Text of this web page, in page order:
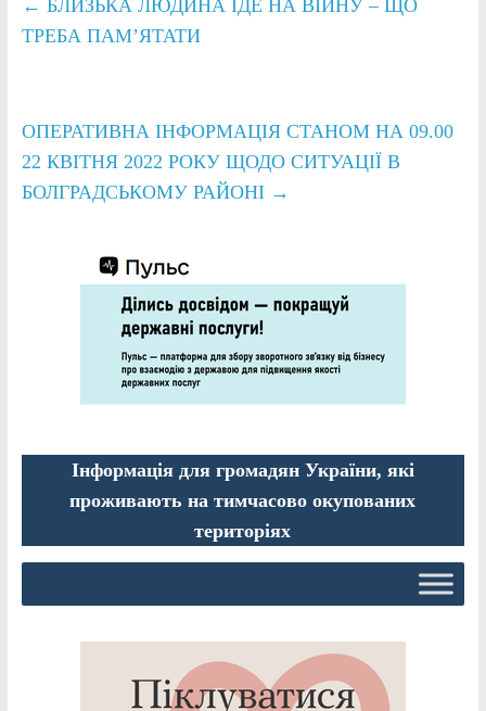
← БЛИЗЬКА ЛЮДИНА ІДЕ НА ВІЙНУ – ЩО
ТРЕБА ПАМ’ЯТАТИ
ОПЕРАТИВНА ІНФОРМАЦІЯ СТАНОМ НА 09.00
22 КВІТНЯ 2022 РОКУ ЩОДО СИТУАЦІЇ В
БОЛГРАДСЬКОМУ РАЙОНІ →
Інформація для громадян України, які
проживають на тимчасово окупованих
територіях